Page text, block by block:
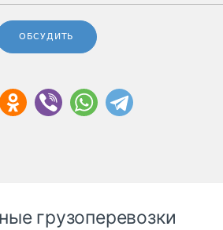
ОБСУДИТЬ
грузоперевозки